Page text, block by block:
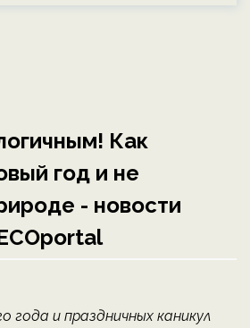
Как
год и не
- новости
и праздничных каникул